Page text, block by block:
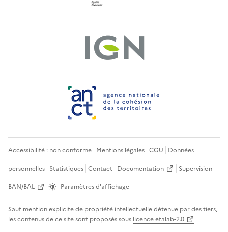
Accessibilité : non conforme Mentions légales CGU
Données
personnelles Statistiques Contact Documentation
Supervision
BAN/BAL
Paramètres d'affichage
Sauf mention explicite de propriété intellectuelle détenue par des tiers,
les contenus de ce site sont proposés sous licence etalab-2.0